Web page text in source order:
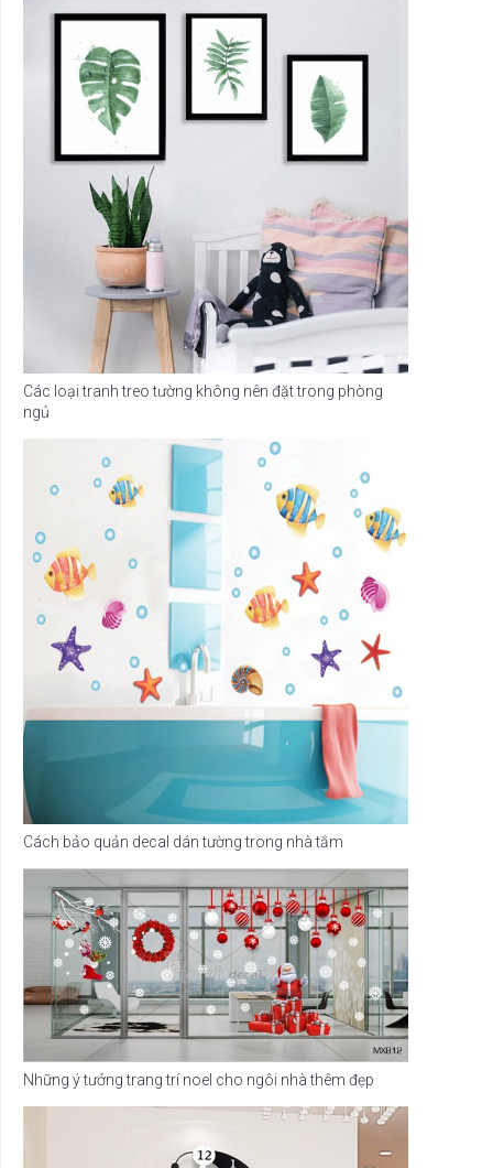
Các loại tranh treo tường không nên đặt trong phòng
ngủ
Cách bảo quản decal dán tường trong nhà tắm
Những ý tưởng trang trí noel cho ngôi nhà thêm đẹp